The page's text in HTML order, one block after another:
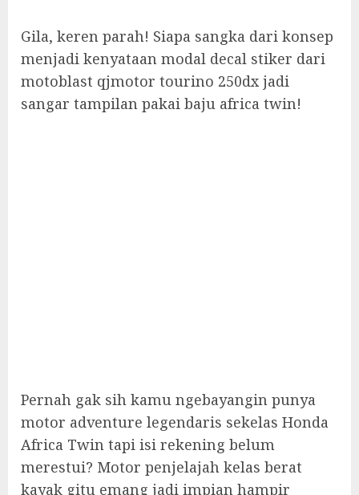
Gila, keren parah! Siapa sangka dari konsep
menjadi kenyataan modal decal stiker dari
motoblast qjmotor tourino 250dx jadi
sangar tampilan pakai baju africa twin!
Pernah gak sih kamu ngebayangin punya
motor adventure legendaris sekelas Honda
Africa Twin tapi isi rekening belum
merestui? Motor penjelajah kelas berat
kayak gitu emang jadi impian hampir